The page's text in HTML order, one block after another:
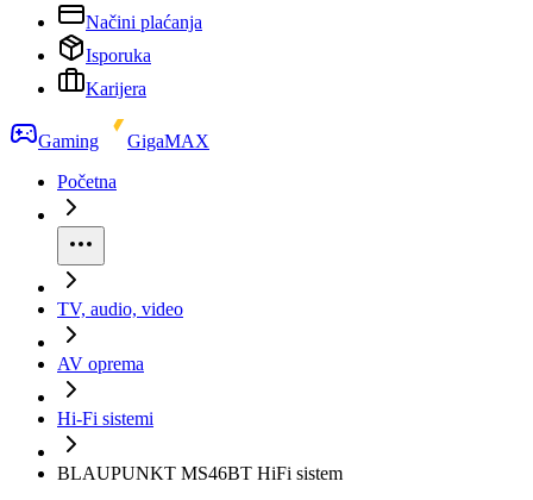
Načini plaćanja
Isporuka
Karijera
Gaming
GigaMAX
Početna
TV, audio, video
AV oprema
Hi-Fi sistemi
BLAUPUNKT MS46BT HiFi sistem